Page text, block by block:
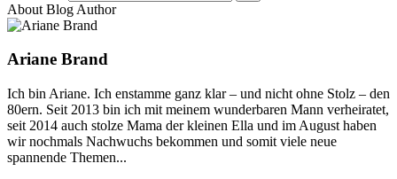
About Blog Author
Ariane Brand
Ich bin Ariane. Ich enstamme ganz klar – und nicht ohne Stolz – den
80ern. Seit 2013 bin ich mit meinem wunderbaren Mann verheiratet,
seit 2014 auch stolze Mama der kleinen Ella und im August haben
wir nochmals Nachwuchs bekommen und somit viele neue
spannende Themen...